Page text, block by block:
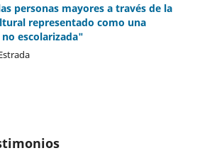
personas mayores a través de la
representado como una
escolarizada"